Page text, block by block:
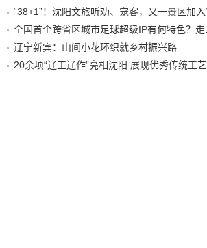
辽宁新宾：山间小花环织就乡村振兴路
20余项“辽工辽作”亮相沈阳 展现优秀传统工艺